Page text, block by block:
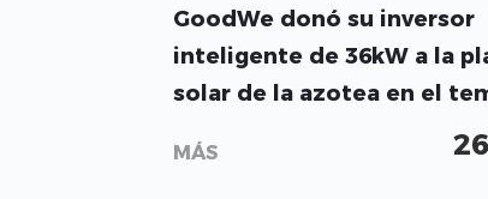
GoodWe donó su inversor
inteligente de 36kW a la
solar de la azotea en el
MÁS